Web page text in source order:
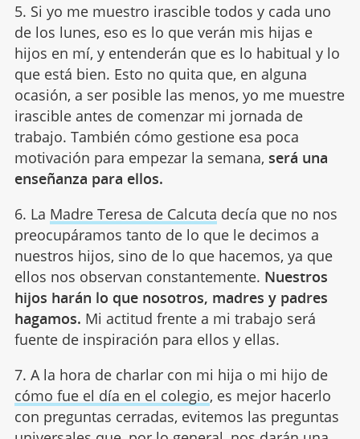
5. Si yo me muestro irascible todos y cada uno
de los lunes, eso es lo que verán mis hijas e
hijos en mí, y entenderán que es lo habitual y lo
que está bien. Esto no quita que, en alguna
ocasión, a ser posible las menos, yo me muestre
irascible antes de comenzar mi jornada de
trabajo. También cómo gestione esa poca
motivación para empezar la semana, será una
enseñanza para ellos.
6. La Madre Teresa de Calcuta decía que no nos
preocupáramos tanto de lo que le decimos a
nuestros hijos, sino de lo que hacemos, ya que
ellos nos observan constantemente. Nuestros
hijos harán lo que nosotros, madres y padres
hagamos. Mi actitud frente a mi trabajo será
fuente de inspiración para ellos y ellas.
7. A la hora de charlar con mi hija o mi hijo de
cómo fue el día en el colegio, es mejor hacerlo
con preguntas cerradas, evitemos las preguntas